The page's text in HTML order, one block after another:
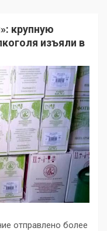
крупную
изъяли в
отправлено более